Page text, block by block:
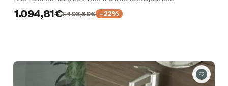
1.094,81€1.403,60€ −22%